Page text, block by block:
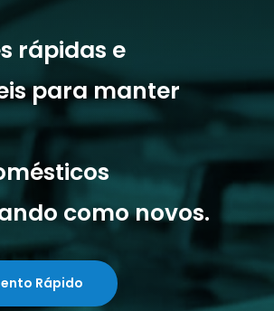
rápidas e
para manter
como novos.
Rápido